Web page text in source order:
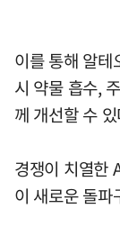
이를 통해 알
시 약물 흡수,
께 개선할 수
경쟁이 치열한
이 새로운 돌파